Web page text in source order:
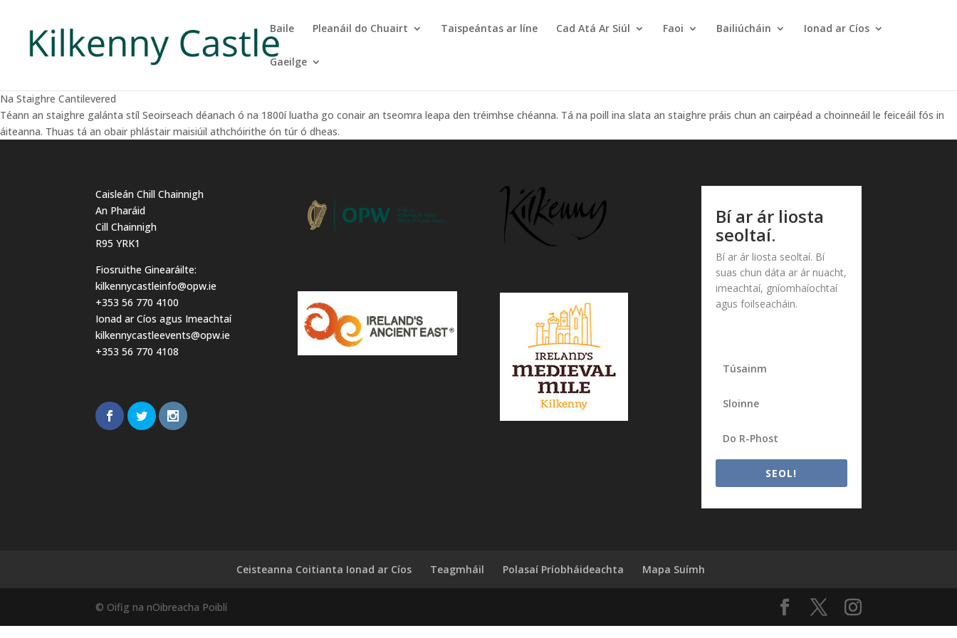
Baile Pleanáil do Chuairt Taispeántas ar líne Cad Atá Ar Siúl Faoi Bailiúcháin Ionad ar Cíos
Gaeilge
Na Staighre Cantilevered
Téann an staighre galánta stíl Seoirseach déanach ó na 1800í luatha go conair an tseomra leapa den tréimhse chéanna. Tá na poill ina slata an staighre práis chun an cairpéad a choinneáil le feiceáil fós in
áiteanna. Thuas tá an obair phlástair maisiúil athchóirithe ón túr ó dheas.
Caisleán Chill Chainnigh
An Pharáid
Cill Chainnigh
R95 YRK1
Fiosruithe Ginearáilte:
kilkennycastleinfo@opw.ie
+353 56 770 4100
Ionad ar Cíos agus Imeachtaí
kilkennycastleevents@opw.ie
+353 56 770 4108
Bí ar ár liosta
seoltaí.
Bí ar ár liosta seoltaí. Bí
suas chun dáta ar ár nuacht,
imeachtaí, gníomhaíochtaí
agus foilseacháin.
SEOL!
Ceisteanna Coitianta Ionad ar Cíos Teagmháil Polasaí Príobháideachta Mapa Suímh
© Oifig na nOibreacha Poiblí